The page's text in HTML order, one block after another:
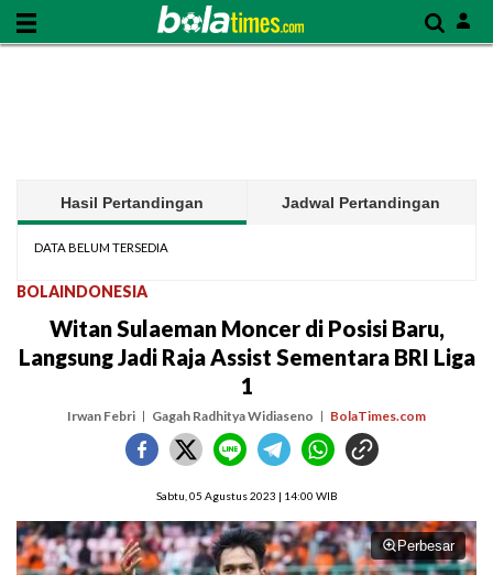
Hasil Pertandingan Jadwal Pertandingan
DATA BELUM TERSEDIA
BOLAINDONESIA
Witan Sulaeman Moncer di Posisi Baru,
Langsung Jadi Raja Assist Sementara BRI Liga
1
Irwan Febri Gagah Radhitya Widiaseno BolaTimes.com
Sabtu, 05 Agustus 2023 | 14:00 WIB
Perbesar